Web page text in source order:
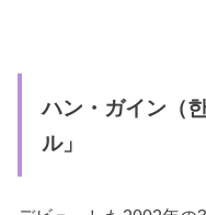
ハン・ガイン（
ル」